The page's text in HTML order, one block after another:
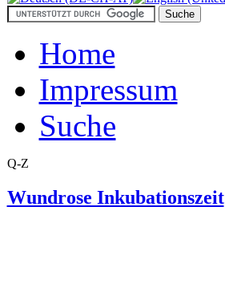
Home
Impressum
Suche
Q-Z
Wundrose Inkubationszeit